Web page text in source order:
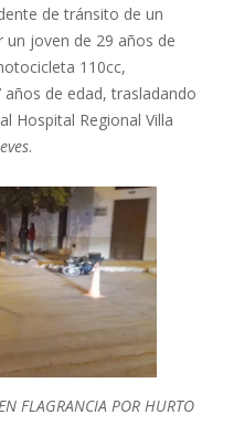
de tránsito de un
un joven de 29 años de
110cc,
de edad, trasladando
Hospital Regional Villa
.
FLAGRANCIA POR HURTO